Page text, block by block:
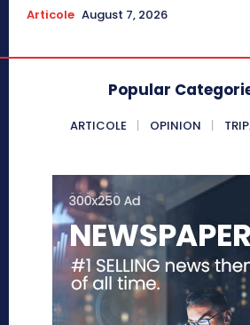
Articole August 7, 2026
Popular
ARTICOLE OPINION